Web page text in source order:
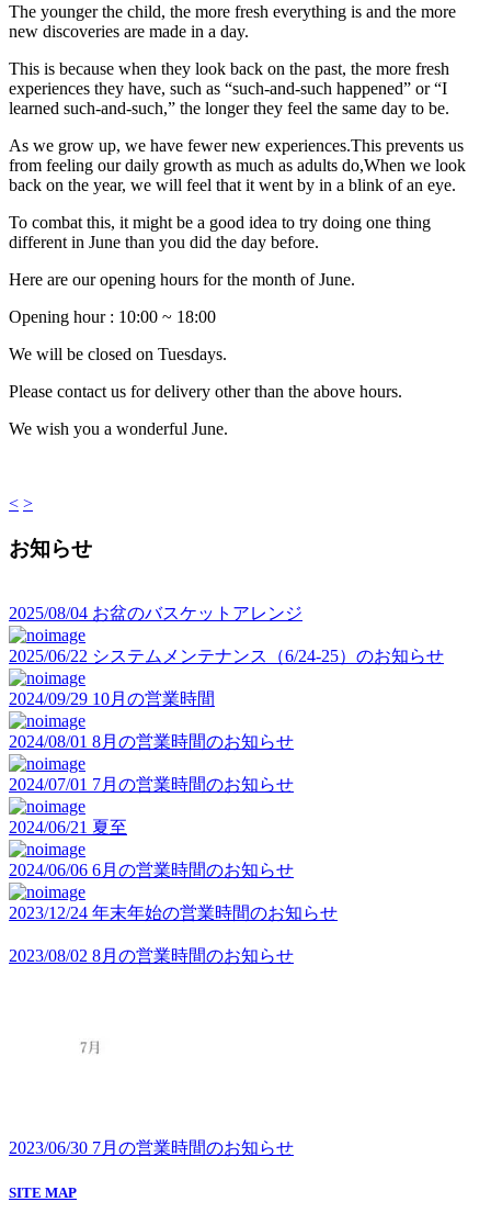
The younger the child, the more fresh everything is and the more
new discoveries are made in a day.
This is because when they look back on the past, the more fresh
experiences they have, such as “such-and-such happened” or “I
learned such-and-such,” the longer they feel the same day to be.
As we grow up, we have fewer new experiences.This prevents us
from feeling our daily growth as much as adults do,When we look
back on the year, we will feel that it went by in a blink of an eye.
To combat this, it might be a good idea to try doing one thing
different in June than you did the day before.
Here are our opening hours for the month of June.
Opening hour : 10:00 ~ 18:00
We will be closed on Tuesdays.
Please contact us for delivery other than the above hours.
We wish you a wonderful June.
< >
お知らせ
2025/08/04 お盆のバスケットアレンジ
2025/06/22 システムメンテナンス（6/24-25）のお知らせ
2024/09/29 10月の営業時間
2024/08/01 8月の営業時間のお知らせ
2024/07/01 7月の営業時間のお知らせ
2024/06/21 夏至
2024/06/06 6月の営業時間のお知らせ
2023/12/24 年末年始の営業時間のお知らせ
2023/08/02 8月の営業時間のお知らせ
2023/06/30 7月の営業時間のお知らせ
SITE MAP